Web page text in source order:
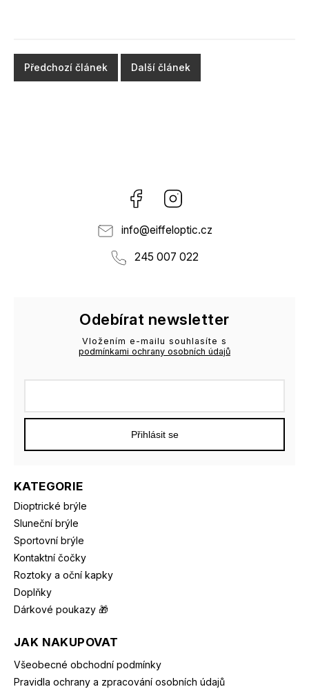
Předchozí článek Další článek
Facebook
info@eiffeloptic.cz
245 007 022
KATEGORIE
Dioptrické brýle
Sluneční brýle
Sportovní brýle
Kontaktní čočky
Roztoky a oční kapky
Doplňky
Dárkové poukazy 🎁
JAK NAKUPOVAT
Všeobecné obchodní podmínky
Pravidla ochrany a zpracování osobních údajů
Odebírat newsletter
Vložením e-mailu souhlasíte s
podmínkami ochrany osobních údajů
Přihlásit se